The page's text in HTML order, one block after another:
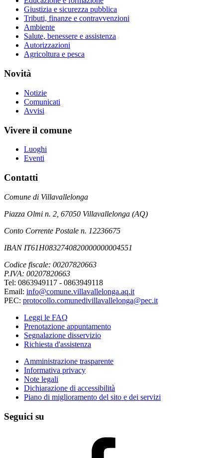
Giustizia e sicurezza pubblica
Tributi, finanze e contravvenzioni
Ambiente
Salute, benessere e assistenza
Autorizzazioni
Agricoltura e pesca
Novità
Notizie
Comunicati
Avvisi
Vivere il comune
Luoghi
Eventi
Contatti
Comune di Villavallelonga
Piazza Olmi n. 2, 67050 Villavallelonga (AQ)
Conto Corrente Postale n. 12236675
IBAN IT61H0832740820000000004551
Codice fiscale: 00207820663
P.IVA: 00207820663
Tel: 0863949117 - 0863949118
Email: info@comune.villavallelonga.aq.it
PEC: protocollo.comunedivillavallelonga@pec.it
Leggi le FAQ
Prenotazione appuntamento
Segnalazione disservizio
Richiesta d'assistenza
Amministrazione trasparente
Informativa privacy
Note legali
Dichiarazione di accessibilità
Piano di miglioramento del sito e dei servizi
Seguici su